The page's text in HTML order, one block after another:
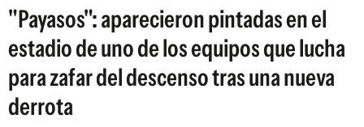
"Payasos": aparecieron pintadas en el
estadio de uno de los equipos que lucha
para zafar del descenso tras una nueva
derrota